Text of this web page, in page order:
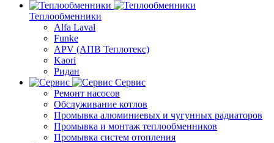
Теплообменники
Alfa Laval
Funke
APV (АПВ Теплотекс)
Kaori
Ридан
Сервис
Ремонт насосов
Обслуживание котлов
Промывка алюминиевых и чугунных радиаторов
Промывка и монтаж теплообменников
Промывка систем отопления